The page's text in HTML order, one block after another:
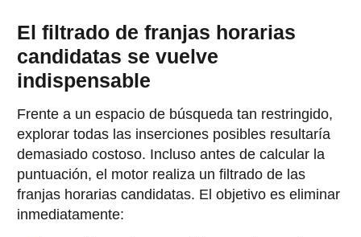
El filtrado de franjas horarias
candidatas se vuelve
indispensable
Frente a un espacio de búsqueda tan restringido,
explorar todas las inserciones posibles resultaría
demasiado costoso. Incluso antes de calcular la
puntuación, el motor realiza un filtrado de las
franjas horarias candidatas. El objetivo es eliminar
inmediatamente: